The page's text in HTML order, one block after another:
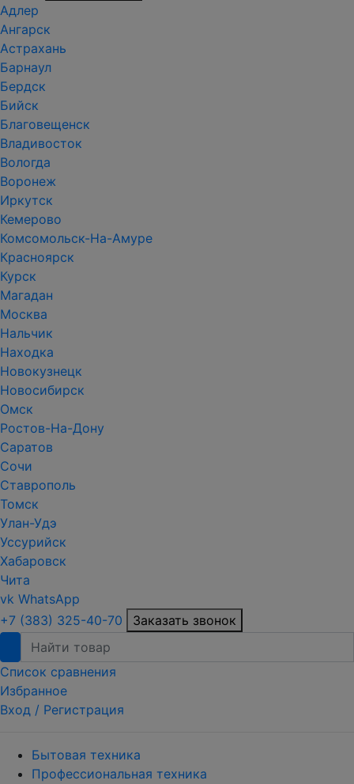
Адлер
Ангарск
Астрахань
Барнаул
Бердск
Бийск
Благовещенск
Владивосток
Вологда
Воронеж
Иркутск
Кемерово
Комсомольск-На-Амуре
Красноярск
Курск
Магадан
Москва
Нальчик
Находка
Новокузнецк
Новосибирск
Омск
Ростов-На-Дону
Саратов
Сочи
Ставрополь
Томск
Улан-Удэ
Уссурийск
Хабаровск
Чита
vk WhatsApp
+7 (383) 325-40-70
Заказать звонок
Список сравнения
Избранное
Вход / Регистрация
Бытовая техника
Профессиональная техника